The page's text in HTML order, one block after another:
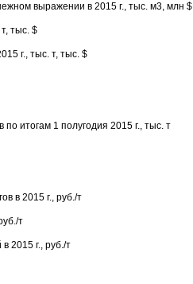
выражении в 2015 г., тыс. м3, млн $
тыс. $
г., тыс. т, тыс. $
итогам 1 полугодия 2015 г., тыс. т
в 2015 г., руб./т
т
2015 г., руб./т